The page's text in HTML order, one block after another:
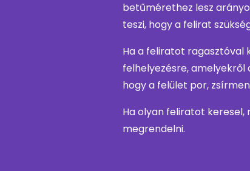
betűmérethez lesz
teszi, hogy a felirat
Ha a feliratot ragasztóval
felhelyezésre,
hogy a felület por,
Ha olyan feliratot keresel,
megrendelni.